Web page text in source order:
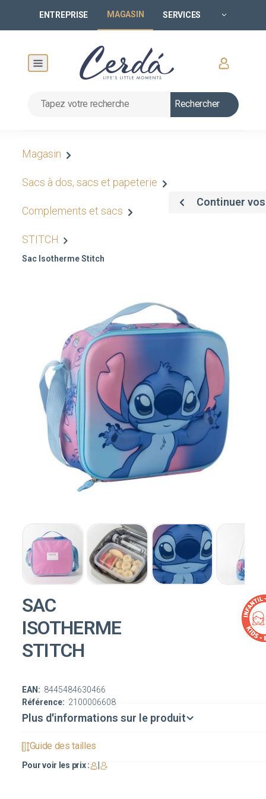
ENTREPRISE MAGASIN SERVICES
Rechercher
Magasin
Sacs à dos, sacs et papeterie
Complements et sacs
STITCH
Sac Isotherme Stitch
Continuer
SAC
ISOTHERME
STITCH
Référence: 2100006608
EAN: 8445484630466
Plus d'informations sur le produit
Guide des tailles
Pour voir les prix :